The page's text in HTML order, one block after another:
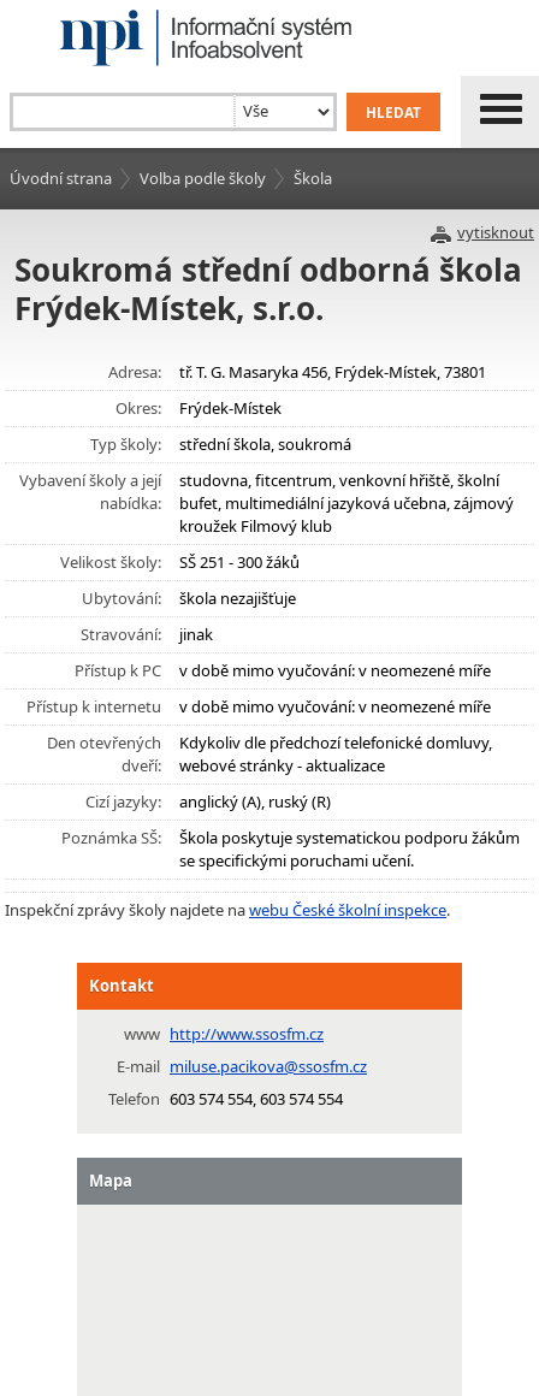
Úvodní strana Volba podle školy Škola
vytisknout
Soukromá střední odborná škola
Frýdek-Místek, s.r.o.
Adresa:
tř. T. G. Masaryka 456, Frýdek-Místek, 73801
Okres:
Frýdek-Místek
Typ školy:
střední škola, soukromá
Vybavení školy a její
nabídka:
studovna, fitcentrum, venkovní hřiště, školní
bufet, multimediální jazyková učebna, zájmový
kroužek Filmový klub
Velikost školy:
SŠ 251 - 300 žáků
Ubytování:
škola nezajišťuje
Stravování:
jinak
Přístup k PC
v době mimo vyučování: v neomezené míře
Přístup k internetu
v době mimo vyučování: v neomezené míře
Den otevřených
dveří:
Kdykoliv dle předchozí telefonické domluvy,
webové stránky - aktualizace
Cizí jazyky:
anglický (A), ruský (R)
Poznámka SŠ:
Škola poskytuje systematickou podporu žákům
se specifickými poruchami učení.
Inspekční zprávy školy najdete nawebu České školní inspekce.
Kontakt
www http://www.ssosfm.cz
E-mail miluse.pacikova@ssosfm.cz
Telefon 603 574 554, 603 574 554
Mapa